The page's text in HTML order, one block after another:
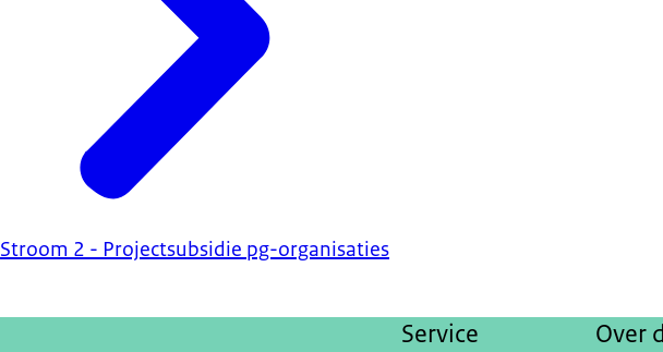
Stroom 2 - Projectsubsidie pg-organisaties
Service Over